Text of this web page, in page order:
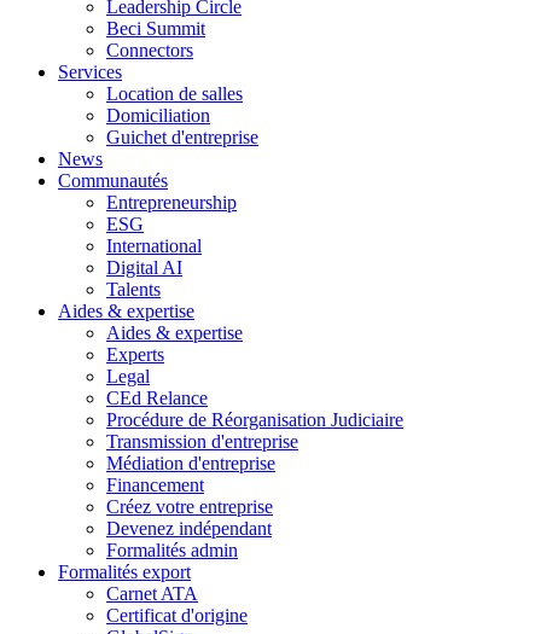
Leadership Circle
Beci Summit
Connectors
Services
Location de salles
Domiciliation
Guichet d'entreprise
News
Communautés
Entrepreneurship
ESG
International
Digital AI
Talents
Aides & expertise
Aides & expertise
Experts
Legal
CEd Relance
Procédure de Réorganisation Judiciaire
Transmission d'entreprise
Médiation d'entreprise
Financement
Créez votre entreprise
Devenez indépendant
Formalités admin
Formalités export
Carnet ATA
Certificat d'origine